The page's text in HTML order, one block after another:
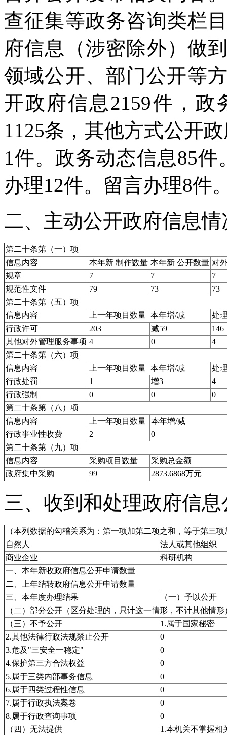
查征集等政务咨询类栏
府信息（涉密除外）做
领域公开、部门公开等
开政府信息2159件，政
1125条，其他方式公开
1件。政务动态信息85
办理12件。留言办理8件
二、主动公开政府信息情
第二十条第（一）项
信息内容
本年新 制作数量 本年新 公开数量 对
规章
7 7
7
规范性文件
79 73
73
第二十条第（五）项
信息内容
上一年项目数量 本年增/减
处
行政许可
203 减59
146
其他对外管理服务事项 4 0
4
第二十条第（六）项
信息内容
上一年项目数量 本年增/减
处
行政处罚
1 增3
4
行政强制
0 0
0
第二十条第（八）项
信息内容
上一年项目数量 本年增/减
行政事业性收费
2
0
第二十条第（九）项
信息内容
采购项目数量
采购总金额
政府集中采购
99 2873.6868万元
三、收到和处理政府信
（本列数据的勾稽关系为：第一项加第二项之和，等于第三
自然人
法人或其他组织
商业企业
科研机构
一、本年新收政府信息公开申请数量
二、上年结转政府信息公开申请数量
三、本年度办理结果
（一）予以公开
（二）部分公开（区分处理的，只计这一情形，不计其他情形
（三）不予公开
1.属于国家秘密
2.其他法律行政法规禁止公开
0
3.危及"三安全一稳定"
0
4.保护第三方合法权益
0
5.属于三类内部事务信息
0
6.属于四类过程性信息
0
7.属于行政执法案卷
0
8.属于行政查询事项
0
（四）无法提供
1.本机关不掌握相